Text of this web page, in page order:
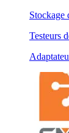
Stockage
Testeurs